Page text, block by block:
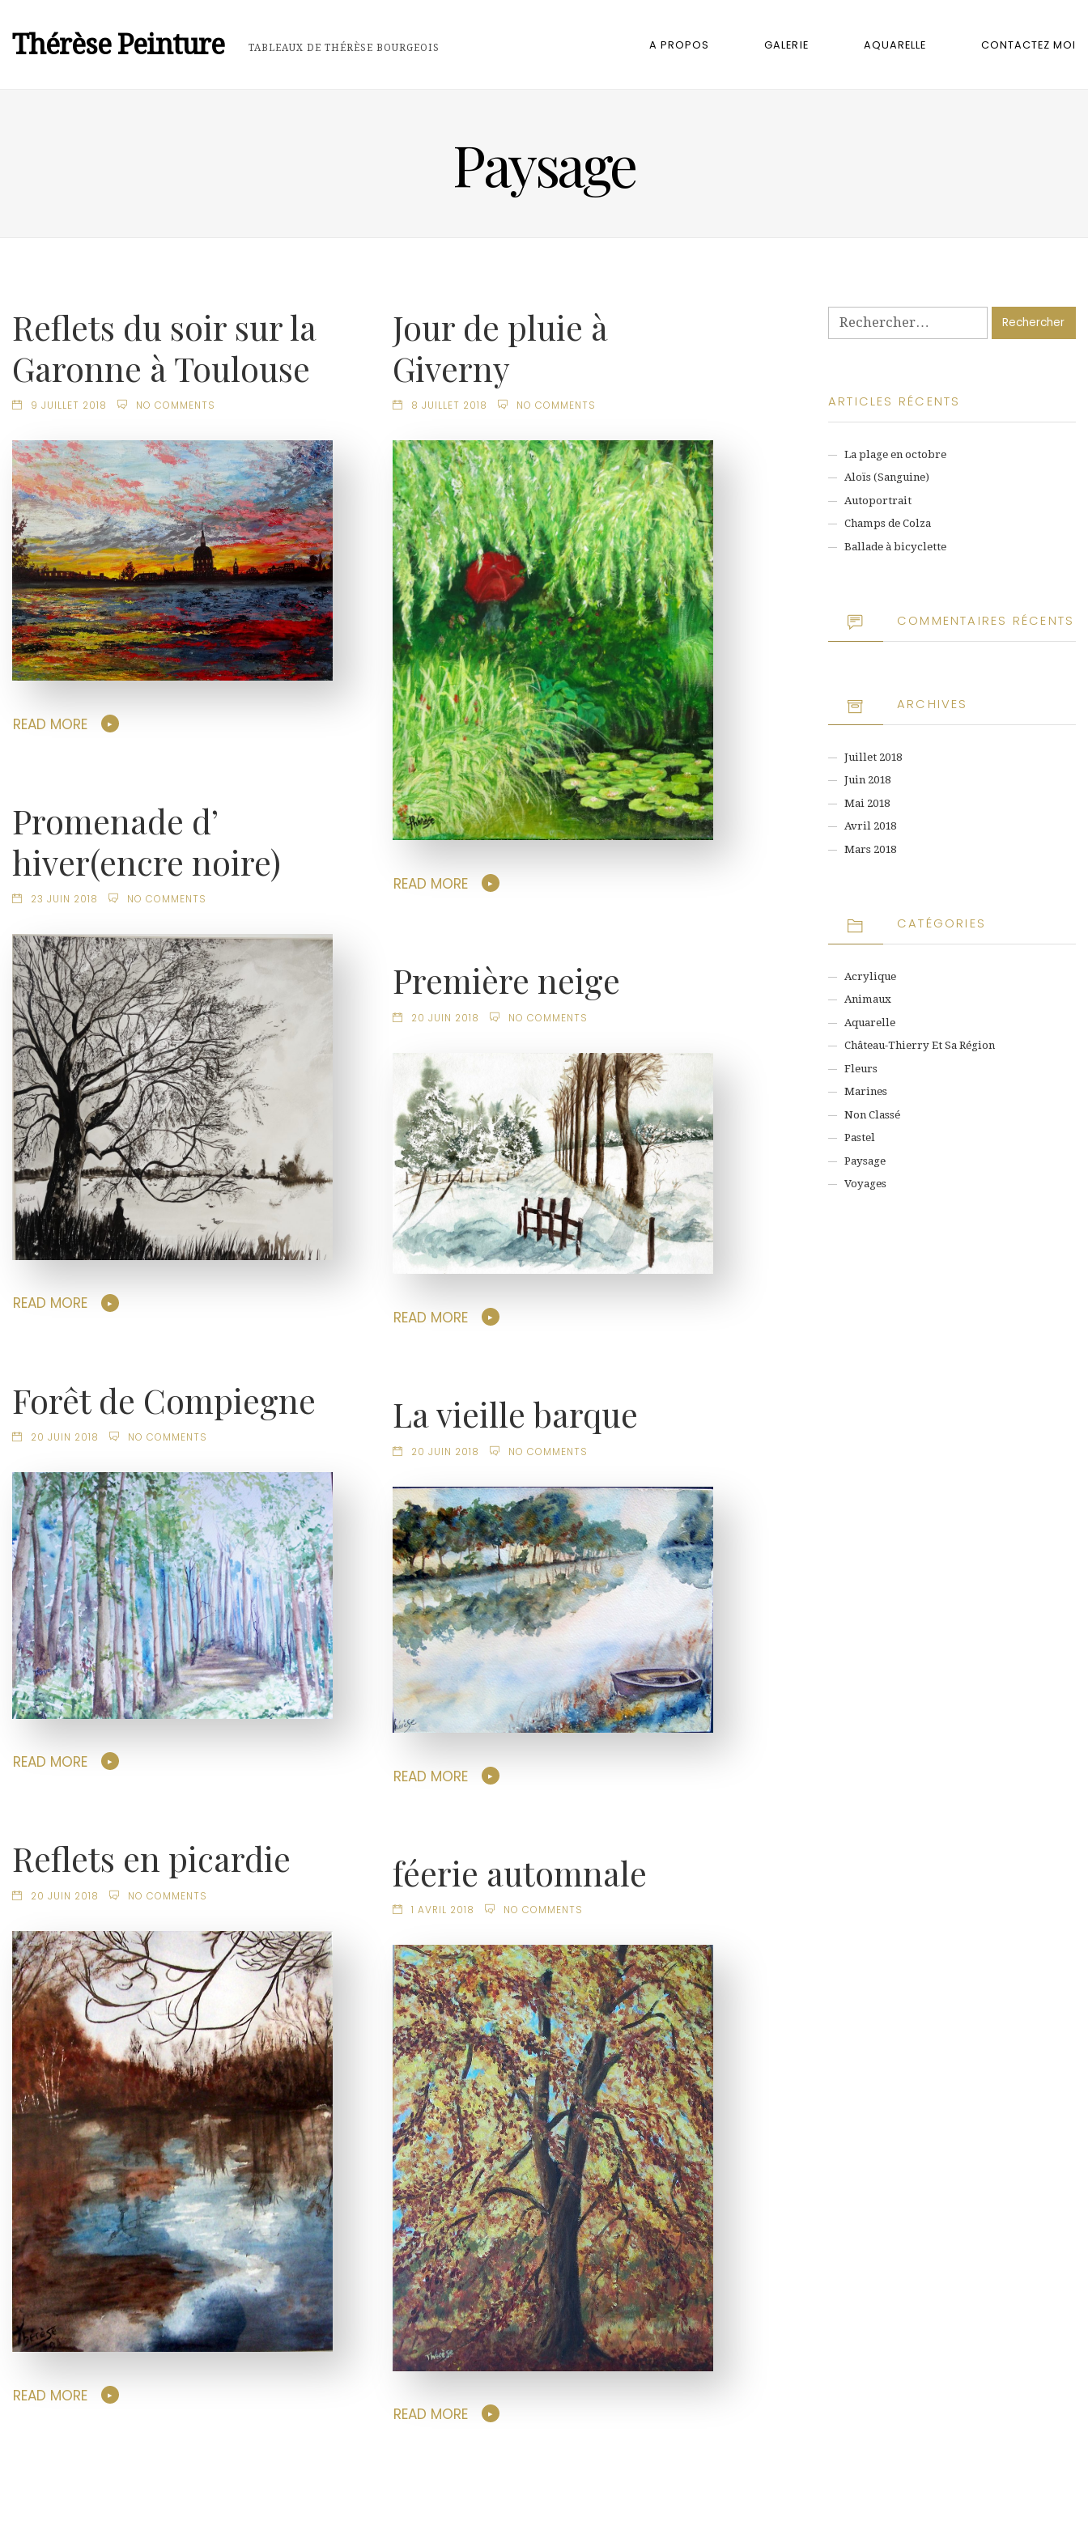
Thérèse Peinture TABLEAUX DE THÉRÈSE BOURGEOIS A PROPOS GALERIE AQUARELLE CONTACTEZ MOI
Paysage
Reflets du soir sur la
Garonne à Toulouse
9 JUILLET 2018 NO COMMENTS
READ MORE
Jour de pluie à
Giverny
8 JUILLET 2018 NO COMMENTS
READ MORE
Promenade d’
hiver(encre noire)
23 JUIN 2018 NO COMMENTS
READ MORE
Première neige
20 JUIN 2018 NO COMMENTS
READ MORE
Forêt de Compiegne
20 JUIN 2018 NO COMMENTS
READ MORE
La vieille barque
20 JUIN 2018 NO COMMENTS
READ MORE
Reflets en picardie
20 JUIN 2018 NO COMMENTS
READ MORE
féerie automnale
1 AVRIL 2018 NO COMMENTS
READ MORE
ARTICLES RÉCENTS
La plage en octobre
Aloïs (Sanguine)
Autoportrait
Champs de Colza
Ballade à bicyclette
COMMENTAIRES RÉCENTS
ARCHIVES
Juillet 2018
Juin 2018
Mai 2018
Avril 2018
Mars 2018
CATÉGORIES
Acrylique
Animaux
Aquarelle
Château-Thierry Et Sa Région
Fleurs
Marines
Non Classé
Pastel
Paysage
Voyages